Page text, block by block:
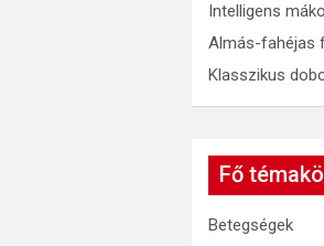
Intelligens
Almás-fahéjas
Klasszikus
Fő
Betegségek